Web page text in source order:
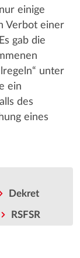
einige
Verbot einer
gab die
unter
ein
des
eines
Dekret
RSFSR